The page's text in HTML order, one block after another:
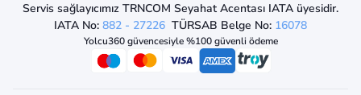
Servis sağlayıcımız TRNCOM Seyahat Acentası IATA üyesidir.
IATA No: 882 - 27226 TÜRSAB Belge No: 16078
Yolcu360 güvencesiyle %100 güvenli ödeme